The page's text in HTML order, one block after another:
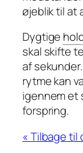
øjeblik til at
Dygtige
skal skifte
af
rytme kan
igennem et
forspring.
« Tilbage